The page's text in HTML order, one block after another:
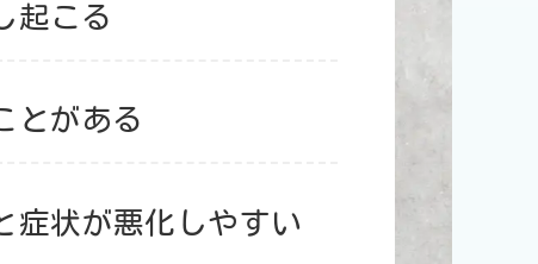
起こる
とがある
症状が悪化しやすい